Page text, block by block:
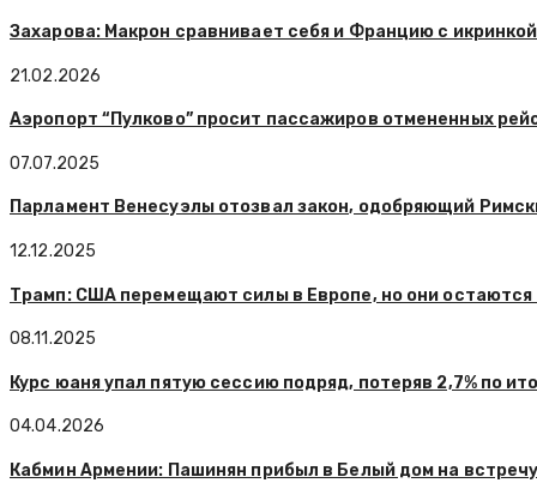
Захарова: Макрон сравнивает себя и Францию с
21.02.2026
Аэропорт “Пулково” просит пассажиров отмененных
07.07.2025
Парламент Венесуэлы отозвал закон, одобряющий
12.12.2025
Трамп: США перемещают силы в Европе, но они остаются
08.11.2025
Курс юаня упал пятую сессию подряд, потеряв 2,7% по
04.04.2026
Кабмин Армении: Пашинян прибыл в Белый дом на